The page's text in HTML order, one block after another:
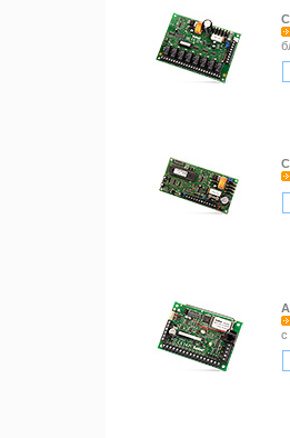
с